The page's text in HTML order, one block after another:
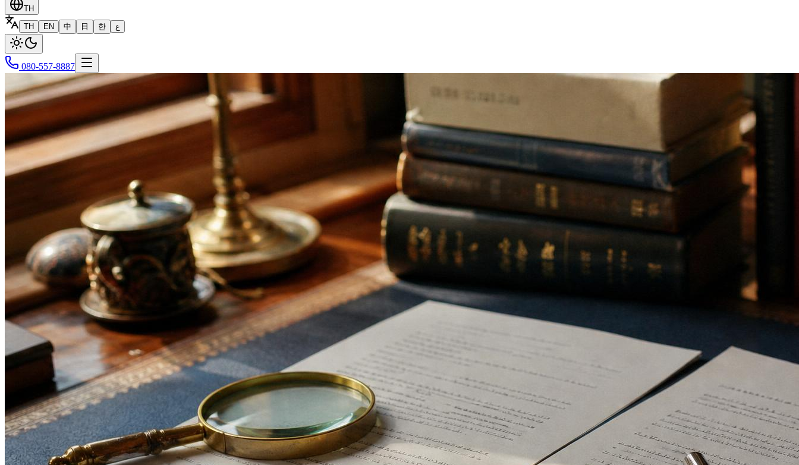
TH
TH
EN 中 日 한 ع
080-557-8887